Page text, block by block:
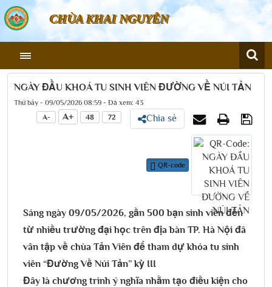
CHÙA KHAI NGUYÊN
NGÀY ĐẦU KHOÁ TU SINH VIÊN ĐƯỜNG VỀ NÚI TẢN
Thứ bảy - 09/05/2026 08:59 - Đã xem: 43
A-
A+ 48 72 Chia sẻ
QR-code
Sáng ngày 09/05/2026, gần 500 bạn sinh viên đến
từ nhiều trường đại học trên địa bàn TP. Hà Nội đã
vân tập về chùa Tản Viên để tham dự khóa tu sinh
viên “Đường Về Núi Tản” kỳ III
Đây là chương trình ý nghĩa nhằm tạo điều kiện cho